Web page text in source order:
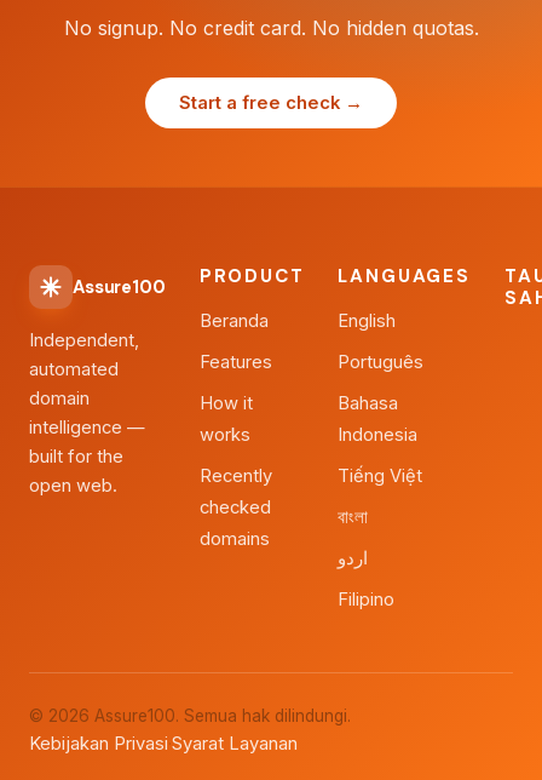
No signup. No credit card. No hidden quotas.
Start a free check →
Assure100
Independent,
automated
domain
intelligence —
built for the
open web.
PRODUCT
Beranda
Features
How it
works
Recently
checked
domains
LANGUAGES
English
Português
Bahasa
Indonesia
Tiếng Việt
বাংলা
اردو
Filipino
© 2026 Assure100. Semua hak dilindungi.
Kebijakan Privasi·Syarat Layanan